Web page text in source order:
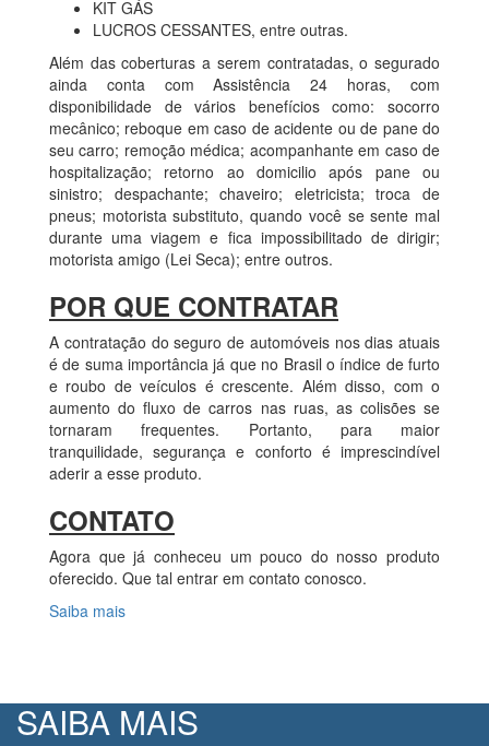
KIT GÁS
LUCROS CESSANTES, entre outras.
Além das coberturas a serem contratadas, o segurado
ainda conta com Assistência 24 horas, com
disponibilidade de vários benefícios como: socorro
mecânico; reboque em caso de acidente ou de pane do
seu carro; remoção médica; acompanhante em caso de
hospitalização; retorno ao domicilio após pane ou
sinistro; despachante; chaveiro; eletricista; troca de
pneus; motorista substituto, quando você se sente mal
durante uma viagem e fica impossibilitado de dirigir;
motorista amigo (Lei Seca); entre outros.
POR QUE CONTRATAR
A contratação do seguro de automóveis nos dias atuais
é de suma importância já que no Brasil o índice de furto
e roubo de veículos é crescente. Além disso, com o
aumento do fluxo de carros nas ruas, as colisões se
tornaram frequentes. Portanto, para maior
tranquilidade, segurança e conforto é imprescindível
aderir a esse produto.
CONTATO
Agora que já conheceu um pouco do nosso produto
oferecido. Que tal entrar em contato conosco.
Saiba mais
SAIBA MAIS